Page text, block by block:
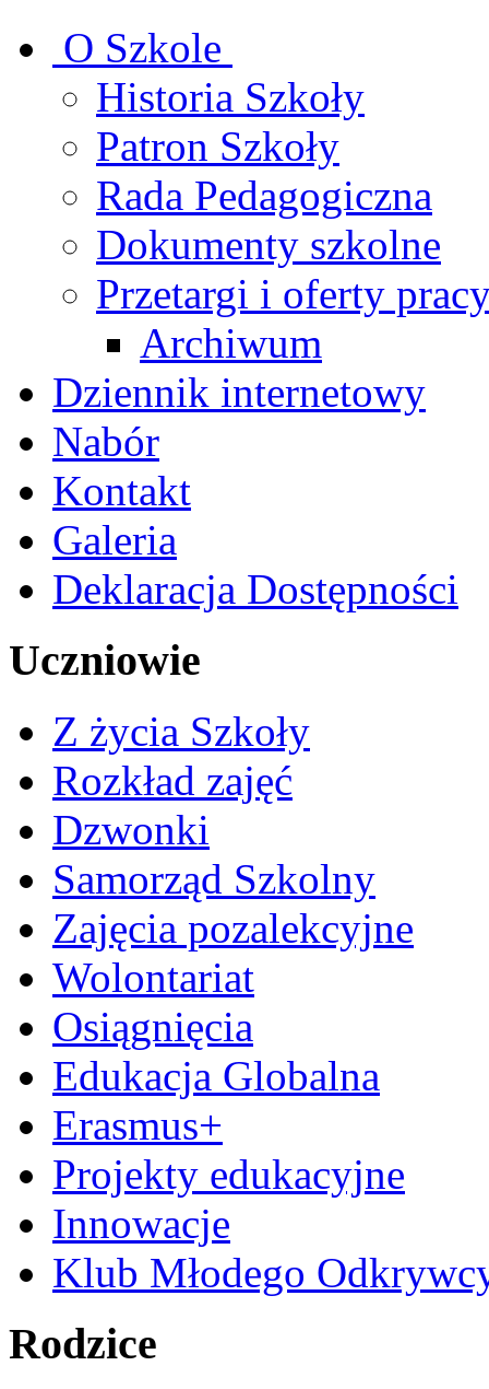
O Szkole
Historia Szkoły
Patron Szkoły
Rada Pedagogiczna
Dokumenty szkolne
Przetargi i oferty
Archiwum
Dziennik internetowy
Nabór
Kontakt
Galeria
Deklaracja Dostępności
Uczniowie
Z życia Szkoły
Rozkład zajęć
Dzwonki
Samorząd Szkolny
Zajęcia pozalekcyjne
Wolontariat
Osiągnięcia
Edukacja Globalna
Erasmus+
Projekty edukacyjne
Innowacje
Klub Młodego
Rodzice